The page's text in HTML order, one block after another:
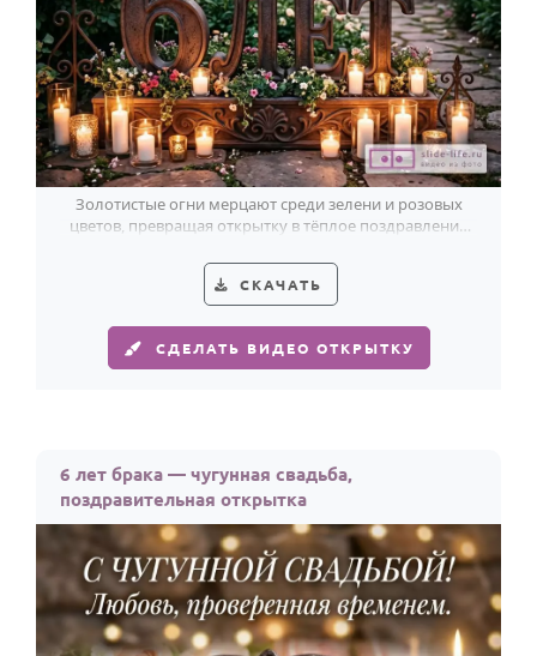
Золотистые огни мерцают среди зелени и розовых
цветов, превращая открытку в тёплое поздравление
СКАЧАТЬ
СДЕЛАТЬ ВИДЕО ОТКРЫТКУ
6 лет брака — чугунная свадьба,
поздравительная открытка